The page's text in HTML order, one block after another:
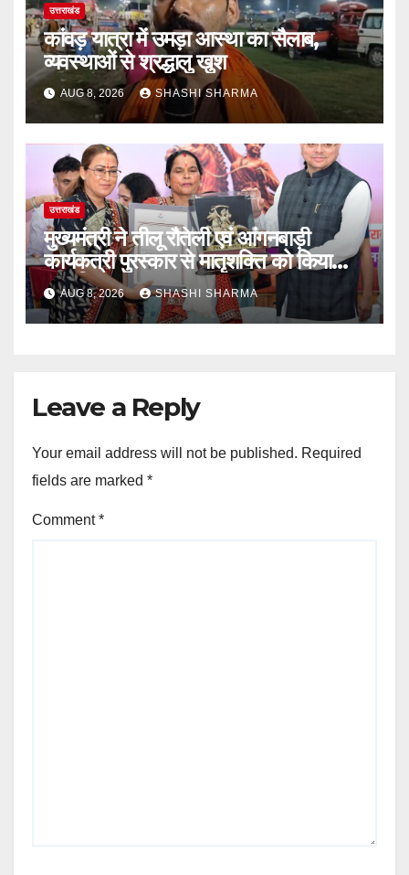
उत्तराखंड
कांवड़ यात्रा में उमड़ा आस्था का सैलाब,
व्यवस्थाओं से श्रद्धालु खुश
AUG 8, 2026 SHASHI SHARMA
उत्तराखंड
मुख्यमंत्री ने तीलू रौतेली एवं आंगनबाड़ी
कार्यकत्री पुरस्कार से मातृशक्ति को किया
सम्मानित
AUG 8, 2026 SHASHI SHARMA
Leave a Reply
Your email address will not be published. Required
fields are marked *
Comment*